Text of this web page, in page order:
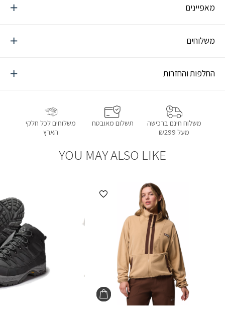
ולאתיקה, המותג מייצר בגדים בתהליכים אחראיים וידידותיים לסביבה, תוך
מאפיינים
משלוחים
החלפות והחזרות
משלוח חינם ברכישה
מעל ₪299
תשלום מאובטח
משלוחים לכל חלקי
הארץ
YOU MAY ALSO LIKE
הוספה למועדפים